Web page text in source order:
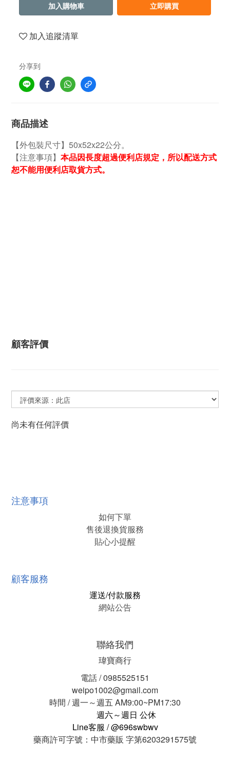
加入購物車 立即購買
加入追蹤清單
分享到
商品描述
【外包裝尺寸】50x52x22公分。
【注意事項】 本品因長度超過便利店規定，所以配送方式
恕不能用便利店取貨方式。
顧客評價
尚未有任何評價
注意事項
如何下單
售後退換貨服務
貼心小提醒
顧客服務
運送/付款服務
網站公告
聯絡我們
瑋寶商行
電話 / 0985525151
weipo1002@gmail.com
時間 / 週一～週五 AM9:00~PM17:30
週六～週日 公休
Line客服 / @696swbwv
藥商許可字號：中市藥販 字第6203291575號